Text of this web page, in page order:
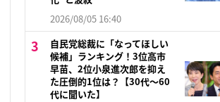
2026/08/05 16:40
自民党総裁に「なってほしい
候補」ランキング！3位高市
早苗、2位小泉進次郎を抑え
た圧倒的1位は？【30代〜60
代に聞いた】